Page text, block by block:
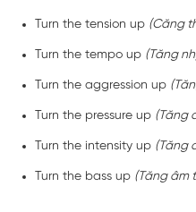
Turn the tension up (Căng
Turn the tempo up (Tăng
Turn the aggression up
Turn the pressure up (Tăng
Turn the intensity up (Tăng
Turn the bass up (Tăng âm